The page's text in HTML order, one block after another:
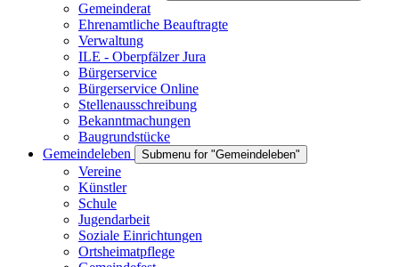
Gemeinderat
Ehrenamtliche Beauftragte
Verwaltung
ILE - Oberpfälzer Jura
Bürgerservice
Bürgerservice Online
Stellenausschreibung
Bekanntmachungen
Baugrundstücke
Gemeindeleben
Submenu for "Gemeindeleben"
Vereine
Künstler
Schule
Jugendarbeit
Soziale Einrichtungen
Ortsheimatpflege